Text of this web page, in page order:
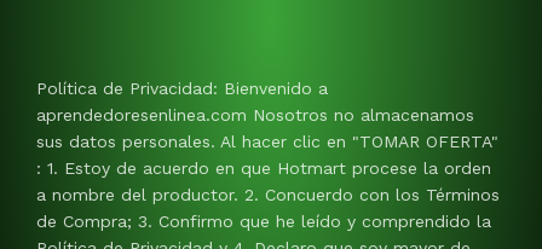
Política de Privacidad: Bienvenido a
aprendedoresenlinea.com Nosotros no almacenamos
sus datos personales. Al hacer clic en "TOMAR OFERTA"
: 1. Estoy de acuerdo en que Hotmart procese la orden
a nombre del productor. 2. Concuerdo con los Términos
de Compra; 3. Confirmo que he leído y comprendido la